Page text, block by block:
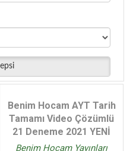
Benim Hocam AYT Tarih
Tamamı Video Çözümlü
21 Deneme 2021 YENİ
Benim Hocam Yayınları